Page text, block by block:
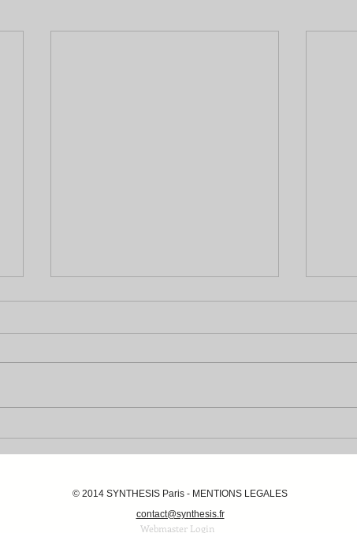
Dirigeant face à la crise : et si
on arrêtait de se faire des
© 2014 SYNTHESIS Paris - MENTIONS LEGALES
contact@synthesis.fr
Webmaster Login